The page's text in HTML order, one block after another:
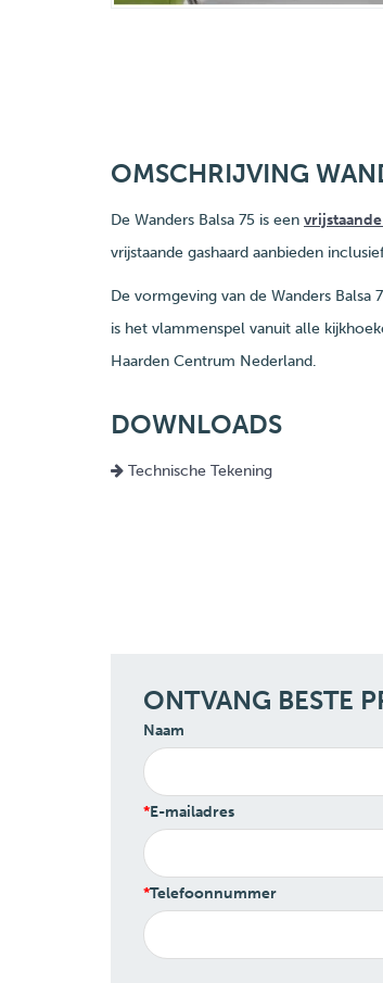
OMSCHRIJVING
De Wanders Balsa 75 is een
vrijstaande gashaard aanbieden
De vormgeving van de Wanders
is het vlammenspel vanuit alle
Haarden Centrum Nederland.
DOWNLOADS
Technische Tekening
ONTVANG BESTE
Naam
E-mailadres
Telefoonnummer